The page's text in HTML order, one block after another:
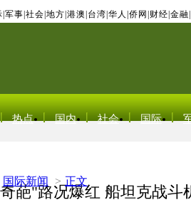
军事 社会 地方 港澳 台湾 华人 侨网 财经 金融
热点 国内 社会 国际
国际新闻 > 正文
葩"路况爆红 船坦克战斗